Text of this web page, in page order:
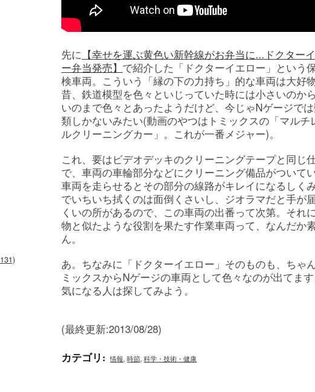
先に 【幸せを運ぶ黄色い新幹線がお弁当に...ドクター
ー弁当発売】 で紹介した「ドクターイエロー」という
検車両。こういう「縁の下の力持ち」的な車両は大好物
昔、鉄道模型を色々といじっていた時には小さいのか
いのまで色々とあったようだけど、今じゃNゲージで
類しかないみたい(動画のやつはトミックスの「マルチ
ルクリーニングカー」。これが一番メジャー)。
これ、要はビデオデッキのクリーニングテープと同じ
で、車両の車輪部分などにクリーニング備品がついてい
車両を走らせるとその部分の線路がキレイになるしく
でいちいち拭くのは面倒くさいし、ジオラマだと手が
くいの所があるので、この車両の出番って次第。それ
物と似たような役割を果たす作業車両って、なんだか
ん。
あ。ちなみに「ドクターイエロー」そのものも、ちゃ
ミックスからNゲージの車両として色々なのが出てます
気になる人は探してみよう。
(最終更新:2013/08/28)
カテゴリ: 情報, 時節, 科学・技術・健康